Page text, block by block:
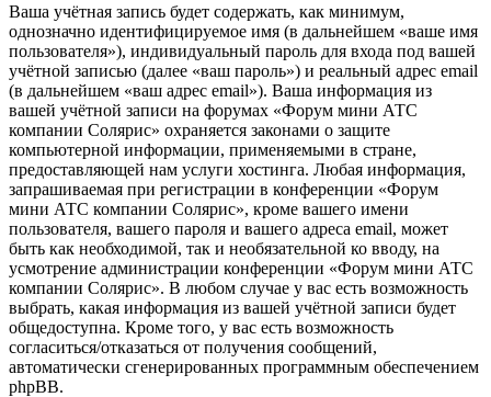
Ваша учётная запись будет содержать, как минимум,
однозначно идентифицируемое имя (в дальнейшем «ваше имя
пользователя»), индивидуальный пароль для входа под вашей
учётной записью (далее «ваш пароль») и реальный адрес email
(в дальнейшем «ваш адрес email»). Ваша информация из
вашей учётной записи на форумах «Форум мини АТС
компании Солярис» охраняется законами о защите
компьютерной информации, применяемыми в стране,
предоставляющей нам услуги хостинга. Любая информация,
запрашиваемая при регистрации в конференции «Форум
мини АТС компании Солярис», кроме вашего имени
пользователя, вашего пароля и вашего адреса email, может
быть как необходимой, так и необязательной ко вводу, на
усмотрение администрации конференции «Форум мини АТС
компании Солярис». В любом случае у вас есть возможность
выбрать, какая информация из вашей учётной записи будет
общедоступна. Кроме того, у вас есть возможность
согласиться/отказаться от получения сообщений,
автоматически сгенерированных программным обеспечением
phpBB.